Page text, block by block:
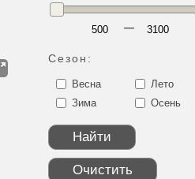
—
Сезон:
Весна
Зима
Лето
Осень
Найти
Очистить